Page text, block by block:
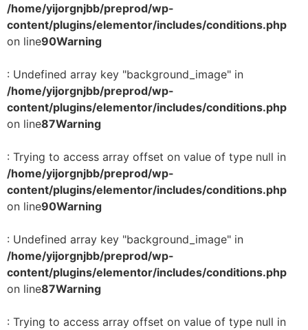
/home/yijorgnjbb/preprod/wp-
content/plugins/elementor/includes/conditions.php
on line90Warning
: Undefined array key "background_image" in
/home/yijorgnjbb/preprod/wp-
content/plugins/elementor/includes/conditions.php
on line87Warning
: Trying to access array offset on value of type null in
/home/yijorgnjbb/preprod/wp-
content/plugins/elementor/includes/conditions.php
on line90Warning
: Undefined array key "background_image" in
/home/yijorgnjbb/preprod/wp-
content/plugins/elementor/includes/conditions.php
on line87Warning
: Trying to access array offset on value of type null in